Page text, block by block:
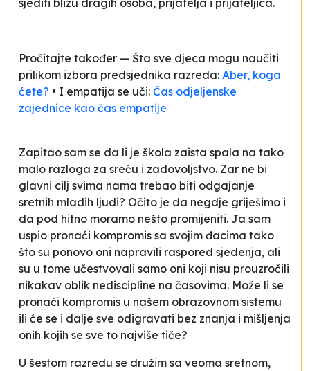
sjediti blizu dragih osoba, prijatelja i prijateljica.
Pročitajte također — Šta sve djeca mogu naučiti
prilikom izbora predsjednika razreda: Aber, koga
ćete? • I empatija se uči: Čas odjeljenske
zajednice kao čas empatije
Zapitao sam se da li je škola zaista spala na tako
malo razloga za sreću i zadovoljstvo. Zar ne bi
glavni cilj svima nama trebao biti odgajanje
sretnih mladih ljudi? Očito je da negdje griješimo i
da pod hitno moramo nešto promijeniti. Ja sam
uspio pronaći kompromis sa svojim đacima tako
što su ponovo oni napravili raspored sjedenja, ali
su u tome učestvovali samo oni koji nisu prouzročili
nikakav oblik nediscipline na časovima. Može li se
pronaći kompromis u našem obrazovnom sistemu
ili će se i dalje sve odigravati bez znanja i mišljenja
onih kojih se sve to najviše tiče?
U šestom razredu se družim sa veoma sretnom,